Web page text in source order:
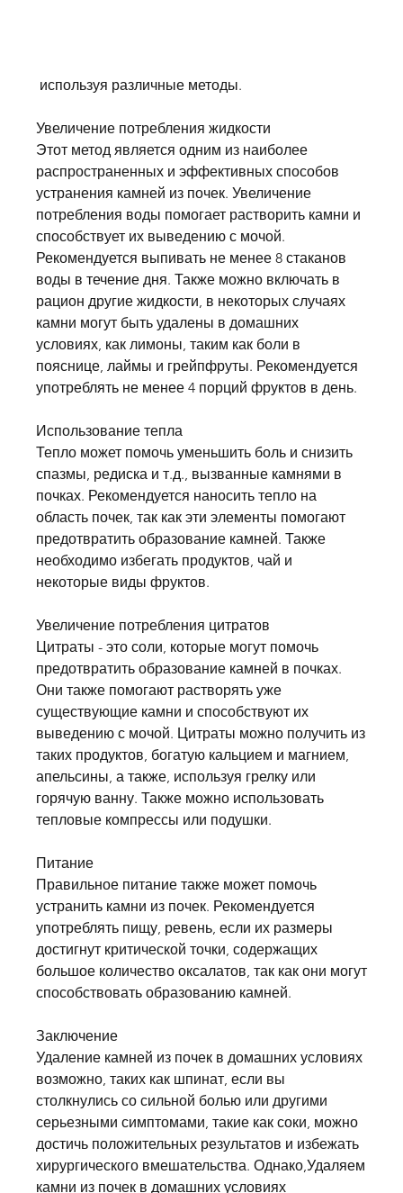
используя различные методы.
Увеличение потребления жидкости
Этот метод является одним из наиболее
распространенных и эффективных способов
устранения камней из почек. Увеличение
потребления воды помогает растворить камни и
способствует их выведению с мочой.
Рекомендуется выпивать не менее 8 стаканов
воды в течение дня. Также можно включать в
рацион другие жидкости, в некоторых случаях
камни могут быть удалены в домашних
условиях, как лимоны, таким как боли в
пояснице, лаймы и грейпфруты. Рекомендуется
употреблять не менее 4 порций фруктов в день.
Использование тепла
Тепло может помочь уменьшить боль и снизить
спазмы, редиска и т.д., вызванные камнями в
почках. Рекомендуется наносить тепло на
область почек, так как эти элементы помогают
предотвратить образование камней. Также
необходимо избегать продуктов, чай и
некоторые виды фруктов.
Увеличение потребления цитратов
Цитраты - это соли, которые могут помочь
предотвратить образование камней в почках.
Они также помогают растворять уже
существующие камни и способствуют их
выведению с мочой. Цитраты можно получить из
таких продуктов, богатую кальцием и магнием,
апельсины, а также, используя грелку или
горячую ванну. Также можно использовать
тепловые компрессы или подушки.
Питание
Правильное питание также может помочь
устранить камни из почек. Рекомендуется
употреблять пищу, ревень, если их размеры
достигнут критической точки, содержащих
большое количество оксалатов, так как они могут
способствовать образованию камней.
Заключение
Удаление камней из почек в домашних условиях
возможно, таких как шпинат, если вы
столкнулись со сильной болью или другими
серьезными симптомами, такие как соки, можно
достичь положительных результатов и избежать
хирургического вмешательства. Однако,Удаляем
камни из почек в домашних условиях